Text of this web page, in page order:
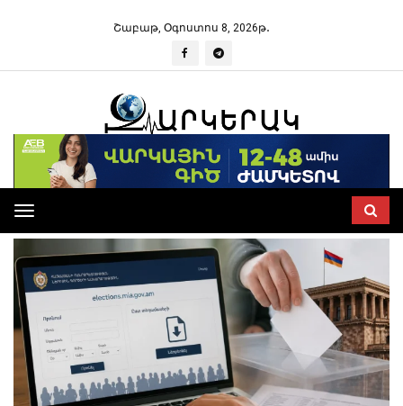
Շաբաթ, Օգոստոս 8, 2026թ․
Toggle
navigation